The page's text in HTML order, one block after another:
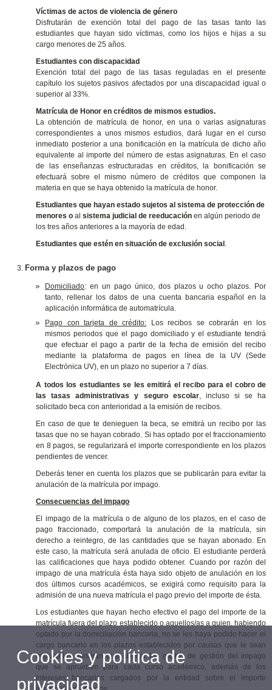
Víctimas de actos de violencia de género
Disfrutarán de exención total del pago de las tasas tanto las
estudiantes que hayan sido víctimas, como los hijos e hijas a su
cargo menores de 25 años.
Estudiantes con discapacidad
Exención total del pago de las tasas reguladas en el presente
capítulo los sujetos pasivos afectados por una discapacidad igual o
superior al 33%.
Matrícula de Honor en créditos de mismos estudios.
La obtención de matrícula de honor, en una o varias asignaturas
correspondientes a unos mismos estudios, dará lugar en el curso
inmediato posterior a una bonificación en la matrícula de dicho año
equivalente al importe del número de estas asignaturas. En el caso
de las enseñanzas estructuradas en créditos, la bonificación se
efectuará sobre el mismo número de créditos que componen la
materia en que se haya obtenido la matrícula de honor.
Estudiantes que hayan estado sujetos al sistema de protección de
menores o alsistema judicial de reeducaciónen algún periodo de
los tres años anteriores a la mayoría de edad.
Estudiantes que estén en situación de exclusión social .
Forma y plazos de pago
Domiciliado: en un pago único, dos plazos u ocho plazos. Por
tanto, rellenar los datos de una cuenta bancaria español en la
aplicación informática de automatrícula.
Pago con tarjeta de crédito: Los recibos se cobrarán en los
mismos periodos que el pago domiciliado y el estudiante tendrá
que efectuar el pago a partir de la fecha de emisión del recibo
mediante la plataforma de pagos en línea de la UV (Sede
Electrónica UV), en un plazo no superior a 7 días.
A todos los estudiantes se les emitirá el recibo para el cobro de
las tasas administrativas y seguro escolar, incluso si se ha
solicitado beca con anterioridad a la emisión de recibos.
En caso de que te denieguen la beca, se emitirá un recibo por las
tasas que no se hayan cobrado. Si has optado por el fraccionamiento
en 8 pagos, se regularizará el importe correspondiente en los plazos
pendientes de vencer.
Deberás tener en cuenta los plazos que se publicarán para evitar la
anulación de la matrícula por impago.
Consecuencias del impago
El impago de la matrícula o de alguno de los plazos, en el caso de
pago fraccionado, comportará la anulación de la matrícula, sin
derecho a reintegro, de las cantidades que se hayan abonado. En
este caso, la matrícula será anulada de oficio. El estudiante perderá
las calificaciones que haya podido obtener. Cuando por razón del
impago de una matrícula ésta haya sido objeto de anulación en los
dos últimos cursos académicos, se exigirá como requisito para la
admisión de una nueva matrícula el pago previo del importe de ésta.
Los estudiantes que hayan hecho efectivo el pago del importe de la
matrícula fuera del plazo establecido o aquellos/as a quien, habiendo
optado por la domiciliación bancaria, no se les haya podido hacer el
cargo bancario en los plazos establecidos por causas que le sean
imputables, tendrán que abonar los gastos de gestión del impago
que se aprueben para cada curso académico, además de los
intereses bancarios cargados por la entidad sobre el importe
Cookies y política de
privacidad